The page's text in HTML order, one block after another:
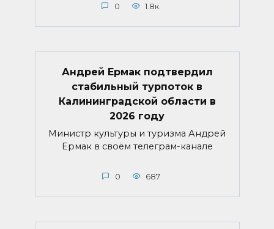
0 1.8к.
Андрей Ермак подтвердил
стабильный турпоток в
Калининградской области в
2026 году
Министр культуры и туризма Андрей
Ермак в своём телеграм-канале
0 687